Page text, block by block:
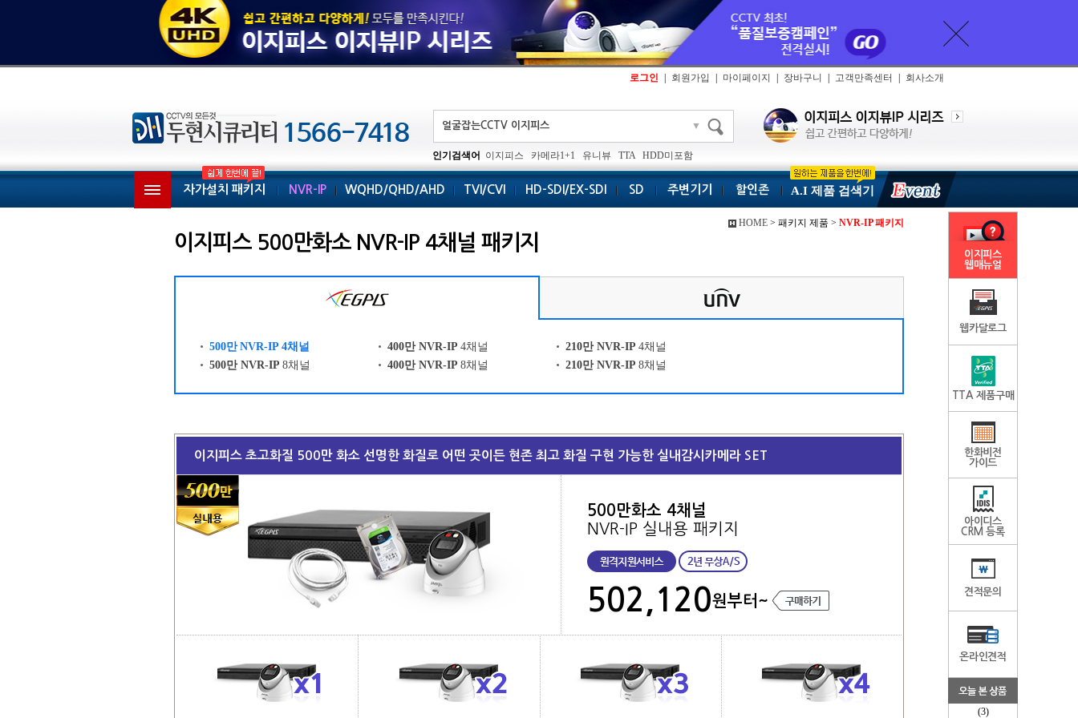
로그인 회원가입 마이페이지 장바구니 고객만족센터 회사소개
▼
인기검색어 이지피스 카메라1+1 유니뷰 TTA HDD미포함
자가설치 패키지 NVR-IP WQHD/QHD/AHD TVI/CVI HD-SDI/EX-SDI SD 주변기기 할인존 A.I 제품 검색기
HOME > 패키지 제품 > NVR-IP 패키지
이지피스 500만화소 NVR-IP 4채널 패키지
500만 NVR-IP 4채널 400만 NVR-IP 4채널 210만 NVR-IP 4채널
500만 NVR-IP 8채널 400만 NVR-IP 8채널 210만 NVR-IP 8채널
이지피스 초고화질 500만 화소 선명한 화질로 어떤 곳이든 현존 최고 화질 구현 가능한 실내감시카메라 SET
500만화소 4채널
NVR-IP 실내용 패키지
502,120원부터~
이지피스
웹매뉴얼
웹카달로그
TTA 제품구매
한화비전
가이드
아이디스
CRM 등록
견적문의
온라인견적
(3)